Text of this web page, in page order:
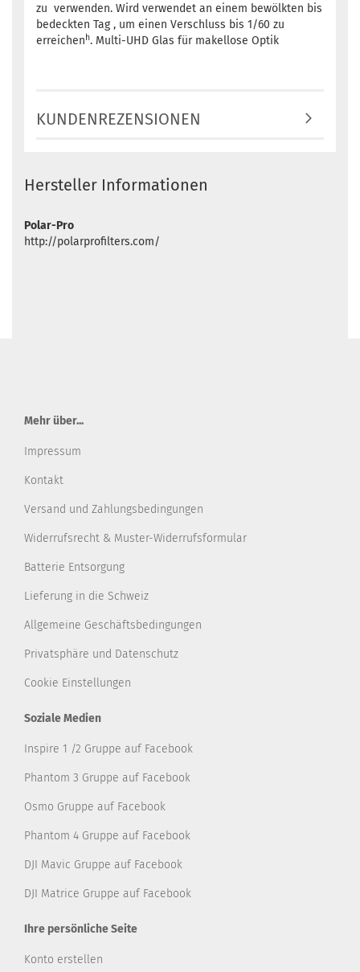
zu verwenden. Wird verwendet an einem bewölkten bis
bedeckten Tag , um einen Verschluss bis 1/60 zu
erreichen h. Multi-UHD Glas für makellose Optik
KUNDENREZENSIONEN
Hersteller Informationen
Polar-Pro
http://polarprofilters.com/
Mehr über...
Impressum
Kontakt
Versand und Zahlungsbedingungen
Widerrufsrecht & Muster-Widerrufsformular
Batterie Entsorgung
Lieferung in die Schweiz
Allgemeine Geschäftsbedingungen
Privatsphäre und Datenschutz
Cookie Einstellungen
Soziale Medien
Inspire 1 /2 Gruppe auf Facebook
Phantom 3 Gruppe auf Facebook
Osmo Gruppe auf Facebook
Phantom 4 Gruppe auf Facebook
DJI Mavic Gruppe auf Facebook
DJI Matrice Gruppe auf Facebook
Ihre persönliche Seite
Konto erstellen